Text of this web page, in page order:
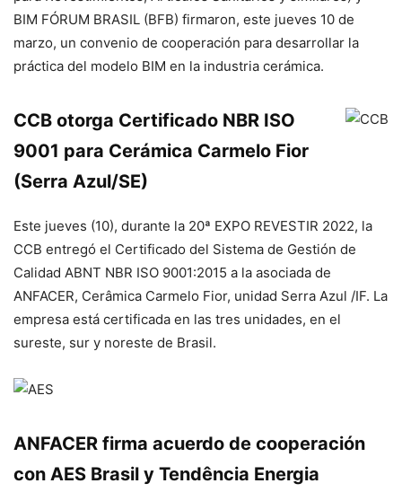
BIM FÓRUM BRASIL (BFB) firmaron, este jueves 10 de
marzo, un convenio de cooperación para desarrollar la
práctica del modelo BIM en la industria cerámica.
CCB otorga Certificado NBR ISO
9001 para Cerámica Carmelo Fior
(Serra Azul/SE)
Este jueves (10), durante la 20ª EXPO REVESTIR 2022, la
CCB entregó el Certificado del Sistema de Gestión de
Calidad ABNT NBR ISO 9001:2015 a la asociada de
ANFACER, Cerâmica Carmelo Fior, unidad Serra Azul /IF. La
empresa está certificada en las tres unidades, en el
sureste, sur y noreste de Brasil.
ANFACER firma acuerdo de cooperación
con AES Brasil y Tendência Energia